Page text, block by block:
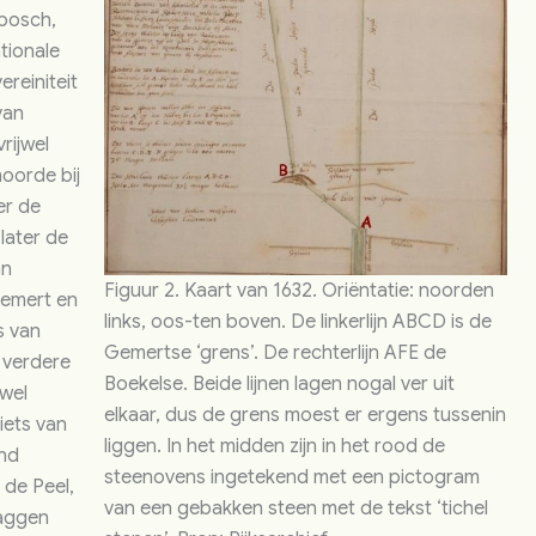
Figuur 2. Kaart van 1632. Oriëntatie: noorden
links, oos-ten boven. De linkerlijn ABCD is de
Gemertse ‘grens’. De rechterlijn AFE de
Boekelse. Beide lijnen lagen nogal ver uit
elkaar, dus de grens moest er ergens tussenin
liggen. In het midden zijn in het rood de
steenovens ingetekend met een pictogram
van een gebakken steen met de tekst ‘tichel
bij
de
de
en
van
van
Peel,